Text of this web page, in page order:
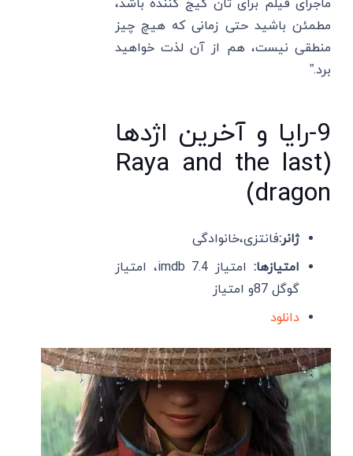
ماجرای فیلم برای تان گیج کننده باشد،
مطمئن باشید حتی زمانی که هیچ چیز
منطقی نیست، هم از آن لذت خواهید
برد.”
9-رایا و آخرین اژدها
(Raya and the last
dragon)
ژانر:فانتزی،خانوادگی
امتیازها:
امتیاز imdb 7.4، امتیاز
گوگل 87و امتیاز
دانلود